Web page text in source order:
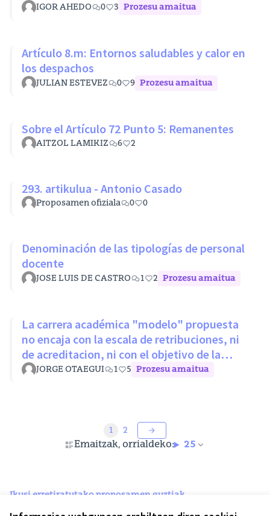
IGOR AHEDO 0 3 Prozesu amaitua
Artículo 8.m: Entornos saludables y calor en
los despachos
JULIAN ESTEVEZ 0 9 Prozesu amaitua
Sobre el Artículo 72 Punto 5: Remanentes
AITZOL LAMIKIZ 6 2
293. artikulua - Antonio Casado
Proposamen ofiziala 0 0
Denominación de las tipologías de personal
docente
JOSE LUIS DE CASTRO 1 2 Prozesu amaitua
La carrera académica "modelo" propuesta
no encaja con la escala de retribuciones, ni
de acreditacion, ni con el objetivo de la
LOSUJORGE OTAEGUI 1 5 Prozesu amaitua
Emaitzak, orrialdeko: 25
1 2
Ikusi erretiratutako proposamen guztiak